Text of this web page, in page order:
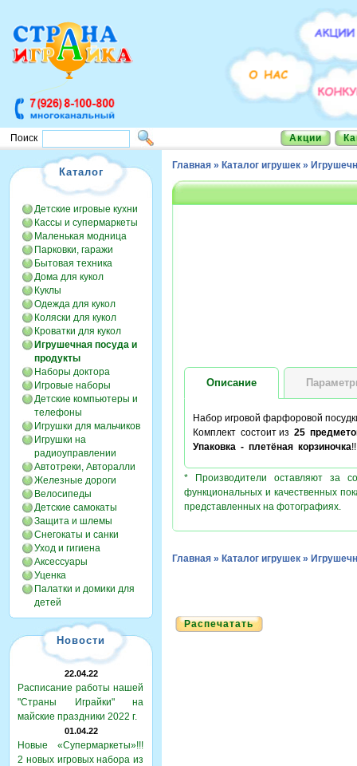
Поиск Акции
Каталог
Детские игровые кухни
Кассы и супермаркеты
Маленькая модница
Парковки, гаражи
Бытовая техника
Дома для кукол
Куклы
Одежда для кукол
Коляски для кукол
Кроватки для кукол
Игрушечная посуда и
продукты
Наборы доктора
Игровые наборы
Детские компьютеры и
телефоны
Игрушки для мальчиков
Игрушки на
радиоуправлении
Автотреки, Авторалли
Железные дороги
Велосипеды
Детские самокаты
Защита и шлемы
Снегокаты и санки
Уход и гигиена
Аксессуары
Уценка
Палатки и домики для
детей
Новости
22.04.22
Расписание работы нашей
"Страны Играйки" на
майские праздники 2022 г.
01.04.22
Новые «Супермаркеты»!!!
2 новых игровых набора из
Главная » Каталог игрушек »
Описание
Набор игровой фарфоровой
Комплект состоит из 25
Упаковка - плетёная корзиночка
* Производители оставляют за
функциональных и качественных
представленных на фотографиях.
Главная » Каталог игрушек »
Распечатать